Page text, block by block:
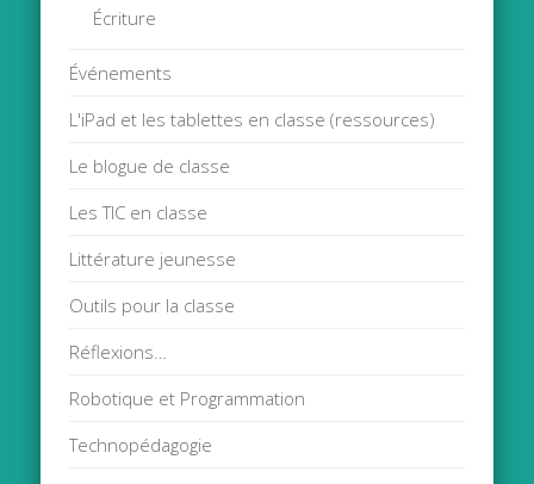
Écriture
Événements
L'iPad et les tablettes en classe (ressources)
Le blogue de classe
Les TIC en classe
Littérature jeunesse
Outils pour la classe
Réflexions…
Robotique et Programmation
Technopédagogie